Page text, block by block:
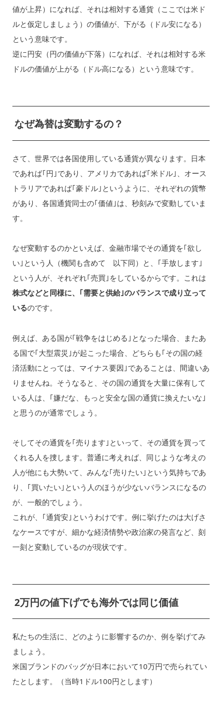
値が上昇）になれば、それは相対する通貨（ここでは米ド
ルと仮定しましょう）の価値が、下がる（ドル安になる）
という意味です。
逆に円安（円の価値が下落）になれば、それは相対する米
ドルの価値が上がる（ドル高になる）という意味です。
なぜ為替は変動するの？
さて、世界では各国使用している通貨が異なります。日本
であれば｢円｣であり、アメリカであれば｢米ドル｣、オース
トラリアであれば｢豪ドル｣というように、それぞれの貨幣
があり、各国通貨同士の｢価値｣は、秒刻みで変動していま
す。
なぜ変動するのかといえば、金融市場でその通貨を｢欲し
い｣という人（機関も含めて 以下同）と、｢手放します｣
という人が、それぞれ｢売買｣をしているからです。これは
株式などと同様に、｢需要と供給｣のバランスで成り立って
いるのです。
例えば、ある国が｢戦争をはじめる｣となった場合、またあ
る国で｢大型震災｣が起こった場合、どちらも｢その国の経
済活動にとっては、マイナス要因｣であることは、間違いあ
りませんね。そうなると、その国の通貨を大量に保有して
いる人は、｢嫌だな、もっと安全な国の通貨に換えたいな｣
と思うのが通常でしょう。
そしてその通貨を｢売ります｣といって、その通貨を買って
くれる人を捜します。普通に考えれば、同じような考えの
人が他にも大勢いて、みんな｢売りたい｣という気持ちであ
り、｢買いたい｣という人のほうが少ないバランスになるの
が、一般的でしょう。
これが、｢通貨安｣というわけです。例に挙げたのは大げさ
なケースですが、細かな経済情勢や政治家の発言など、刻
一刻と変動しているのが現状です。
2万円の値下げでも海外では同じ価値
私たちの生活に、どのように影響するのか、例を挙げてみ
ましょう。
米国ブランドのバッグが日本において10万円で売られてい
たとします。（当時1ドル100円とします）